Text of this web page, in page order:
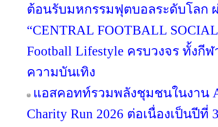
ต้อนรับมหกรรมฟุตบอลระดับโลก
“CENTRAL FOOTBALL
Football Lifestyle ครบวงจร ทั้งกี
ความบันเทิง
แอสคอทท์รวมพลังชุมชนในงาน
Charity Run 2026 ต่อเนื่องเป็นปี